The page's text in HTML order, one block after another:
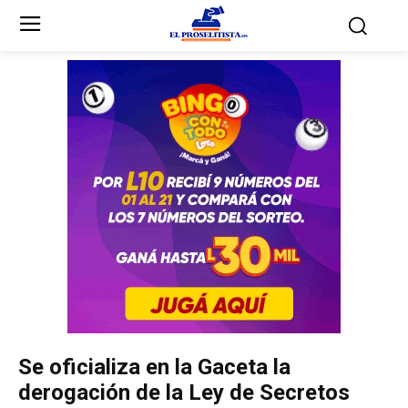
Partidos Políticos
Partido Liberal
Partido Nacional
Innovación y Unidad
Unificación Democrática
Anticorrupción
Partidos Políticos
Partido Liberal
Partido Nacional
Innovación y Unidad
Unificación Democrática
Anticorrupción
Se oficializa en la Gaceta la
derogación de la Ley de Secretos